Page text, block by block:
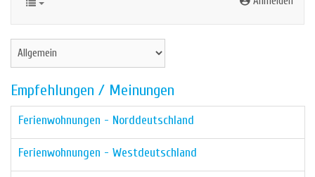
Empfehlungen / Meinungen
Ferienwohnungen - Norddeutschland
Ferienwohnungen - Westdeutschland